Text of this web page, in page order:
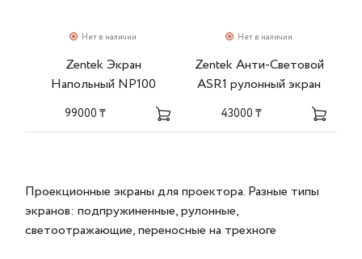
Нет в наличии
Zentek Экран
Напольный NP100
99000 ₸
Нет в наличии
Zentek Анти-Световой
ASR1 рулонный экран
43000 ₸
Проекционные экраны для проектора. Разные типы
экранов: подпружиненные, рулонные,
светоотражающие, переносные на трехноге